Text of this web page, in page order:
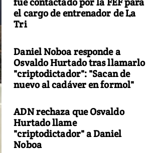
el cargo de entrenador de La
Tri
Daniel Noboa responde a
Osvaldo Hurtado tras llamarlo
"criptodictador": "Sacan de
nuevo al cadáver en formol"
ADN rechaza que Osvaldo
Hurtado llame
"criptodictador" a Daniel
Noboa